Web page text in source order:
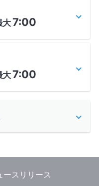
大7:00
大7:00
ースリリース